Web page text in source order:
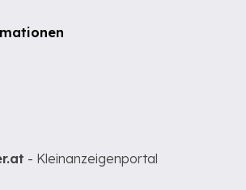
- Kleinanzeigenportal